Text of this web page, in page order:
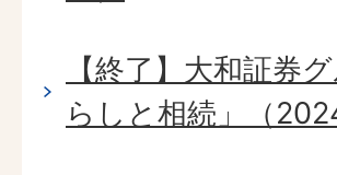
【終了】大和証券
らしと相続」（